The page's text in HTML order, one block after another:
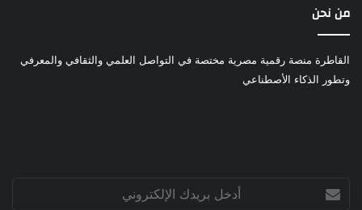
من نحن
القاطرة منصة رقمية مصرية مختصة في التواصل العلمي والثقافي والمعرفي
وتطور الذكاء الأصطناعي
بريدك